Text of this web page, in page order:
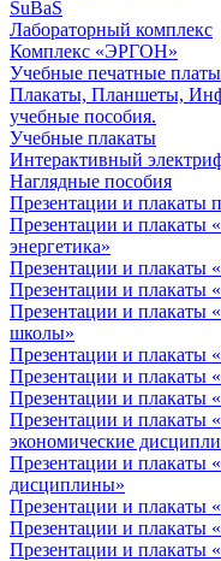
SuBaS
Лабораторный комплекс
Комплекс «ЭРГОН»
Учебные печатные платы
Плакаты, Планшеты,
учебные пособия.
Учебные плакаты
Интерактивный
Наглядные пособия
Презентации и плакаты
Презентации и плакаты
энергетика»
Презентации и плакаты
Презентации и плакаты
Презентации и плакаты
школы»
Презентации и плакаты
Презентации и плакаты
Презентации и плакаты
Презентации и плакаты
экономические
Презентации и плакаты
дисциплины»
Презентации и плакаты
Презентации и плакаты
Презентации и плакаты